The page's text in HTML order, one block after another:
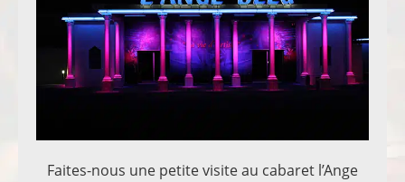
Faites-nous une petite visite au cabaret l’Ange